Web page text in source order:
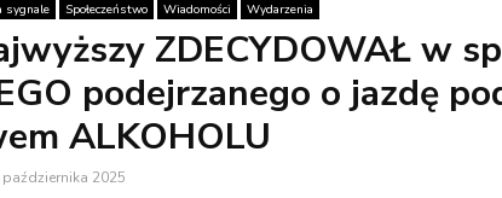
sygnale Społeczeństwo Wiadomości Wydarzenia
ZDECYDOWAŁ w
podejrzanego o jazdę
ALKOHOLU
października 2025